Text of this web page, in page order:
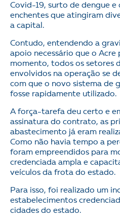
Covid-19, surto de dengue
enchentes que atingiram
a capital.
Contudo, entendendo a
apoio necessário que o Acre
momento, todos os setores
envolvidos na operação se
com que o novo sistema de
fosse rapidamente utilizado.
A força-tarefa deu certo e
assinatura do contrato, as
abastecimento já eram
Como não havia tempo a
foram empreendidos para
credenciada ampla e
veículos da frota do estado.
Para isso, foi realizado um
estabelecimentos
cidades do estado.